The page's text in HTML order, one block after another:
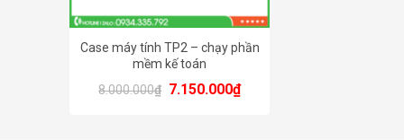
Case máy tính TP2 – chạy phần
mềm kế toán
8.000.000₫ Original
7.150.000₫Current
price